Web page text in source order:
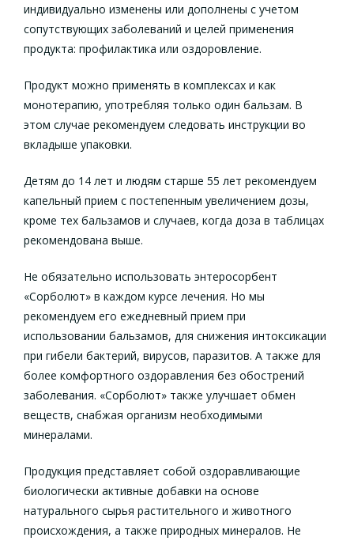
индивидуально изменены или дополнены с учетом
сопутствующих заболеваний и целей применения
продукта: профилактика или оздоровление.
Продукт можно применять в комплексах и как
монотерапию, употребляя только один бальзам. В
этом случае рекомендуем следовать инструкции во
вкладыше упаковки.
Детям до 14 лет и людям старше 55 лет рекомендуем
капельный прием с постепенным увеличением дозы,
кроме тех бальзамов и случаев, когда доза в таблицах
рекомендована выше.
Не обязательно использовать энтеросорбент
«Сорболют» в каждом курсе лечения. Но мы
рекомендуем его ежедневный прием при
использовании бальзамов, для снижения интоксикации
при гибели бактерий, вирусов, паразитов. А также для
более комфортного оздоравления без обострений
заболевания. «Сорболют» также улучшает обмен
веществ, снабжая организм необходимыми
минералами.
Продукция представляет собой оздоравливающие
биологически активные добавки на основе
натурального сырья растительного и животного
происхождения, а также природных минералов. Не